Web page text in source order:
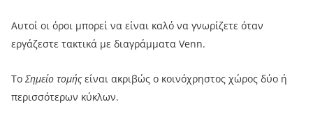
Αυτοί οι όροι μπορεί να είναι καλό να γνωρίζετε όταν
εργάζεστε τακτικά με διαγράμματα Venn.
Το Σημείο τομήςείναι ακριβώς ο κοινόχρηστος χώρος δύο ή
περισσότερων κύκλων.